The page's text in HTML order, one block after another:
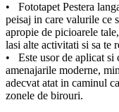
• Fototapet Pestera
peisaj in care valurile ce
apropie de picioarele
lasi alte activitati si sa te
• Este usor de aplicat si
amenajarile moderne,
adecvat atat in caminul
zonele de birouri.